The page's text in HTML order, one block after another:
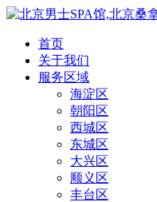
首页
关于我们
服务区域
海淀区
朝阳区
西城区
东城区
大兴区
顺义区
丰台区